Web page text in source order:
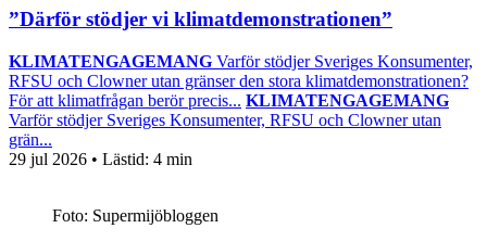
”Därför stödjer vi klimatdemonstrationen”
KLIMATENGAGEMANG Varför stödjer Sveriges Konsumenter,
RFSU och Clowner utan gränser den stora klimatdemonstrationen?
För att klimatfrågan berör precis... KLIMATENGAGEMANG
Varför stödjer Sveriges Konsumenter, RFSU och Clowner utan
grän...
29 jul 2026 • Lästid: 4 min
Foto: Supermijöbloggen